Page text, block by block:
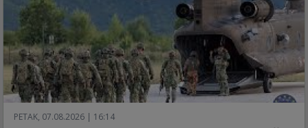
PETAK, 07.08.2026 | 16:14